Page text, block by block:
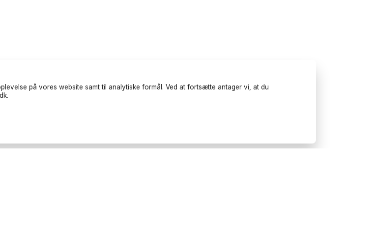
på vores website samt til analytiske formål. Ved at fortsætte antager vi, at du